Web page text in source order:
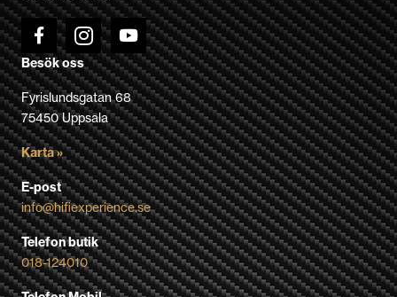
Besök oss
Fyrislundsgatan 68
75450 Uppsala
Karta »
E-post
info@hifiexperience.se
Telefon butik
018-124010